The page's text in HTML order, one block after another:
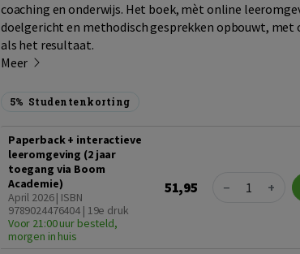
coaching en onderwijs. Het boek, mèt online
doelgericht en methodisch gesprekken opbouwt, met
als het resultaat.
Meer
5% Studentenkorting
Paperback + interactieve
leeromgeving (2 jaar
toegang via Boom
Academie)
April 2026 | ISBN
9789024476404 | 19e druk
Voor 21:00 uur besteld,
morgen in huis
51,95 Quantity
− +